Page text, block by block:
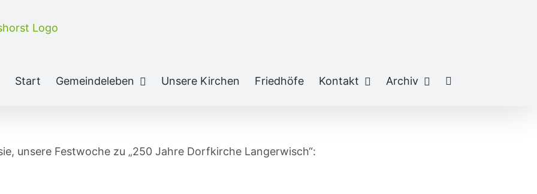
Start Gemeindeleben Unsere Kirchen Friedhöfe Kontakt Archiv
unsere Festwoche zu „250 Jahre Dorfkirche Langerwisch“: